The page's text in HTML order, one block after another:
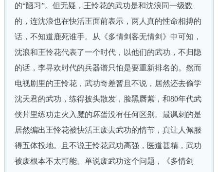
的“陋习”。但无疑，王怜花的武功是和沈浪同一级数
的，连沈浪也在快活王面前表示，两人真的性命相搏的
话，不知道鹿死谁手。从《多情剑客无情剑》中可知，
沈浪和王怜花代表了一个时代，以他们的武功，不归隐
的话，李寻欢时代的兵器谱只怕是要重新排名的。然而
电视剧里的王怜花，武功奇差暂且不说，居然还去偷学
沈天君的武功，练得披头散发，脸黑唇紫，和80年代武
侠片里练功走火入魔的坏蛋没有任何区别。最讽刺的是
居然编出王怜花被快活王废去武功的情节，真让人佩服
得五体投地。且不说王怜花武功高强，医道甚精，武功
被废根本不太可能。单说废武功这个问题，《多情剑